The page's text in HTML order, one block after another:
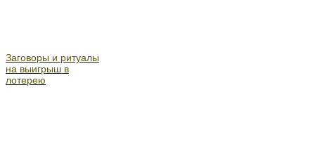
Заговоры и ритуалы
на выигрыш в
лотерею